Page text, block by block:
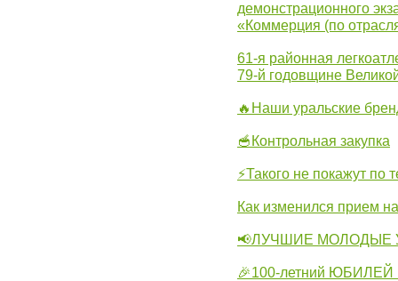
демонстрационного
«Коммерция (по
61-я районная
79-й годовщине
🔥Наши уральские
🥣Контрольная закупка
⚡Такого не покажут по
Как изменился прием
📢ЛУЧШИЕ МОЛОДЫЕ
🎉100-летний ЮБИЛЕЙ